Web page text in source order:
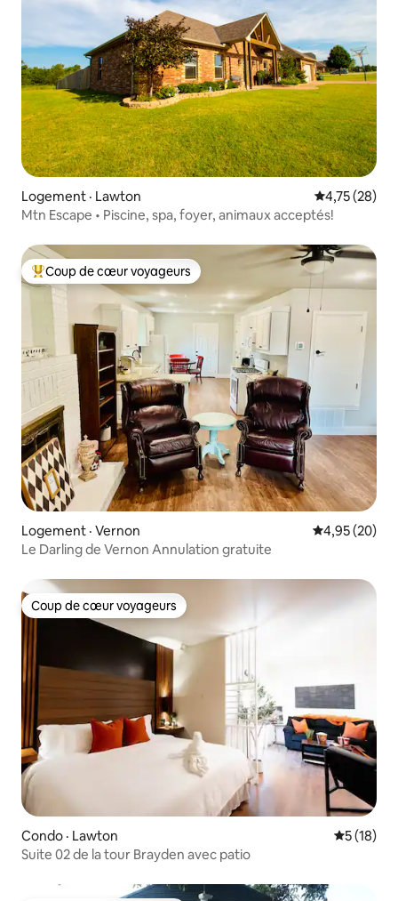
Logement · Lawton Note
4,75 (28)
Mtn Escape • Piscine, spa, foyer, animaux acceptés!
Coup de cœur voyageurs parmi les plus aimés
Coup de cœur voyageurs
Logement · Vernon Note
4,95 (20)
Le Darling de Vernon Annulation gratuite
Coup de cœur voyageurs
Coup de cœur voyageurs
Condo · Lawton Note
5 (18)
Suite 02 de la tour Brayden avec patio